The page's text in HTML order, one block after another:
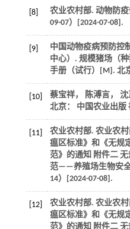
[8] 农业农村部. 动物防
09-07）[2024-07-08].
[9]
中国动物疫病预防控
中心）. 规模猪场（
手册（试行）
[M]. 北
[10] 蔡宝祥， 陈溥言， 沈
北京： 中国农业出版
[11]
农业农村部. 农业农
瘟区标准》和《无规
范》的通知 附件二
范——养殖场生物安
14）[2024-07-08].
[12]
农业农村部. 农业农
瘟区标准》和《无规
范》的通知 附件二